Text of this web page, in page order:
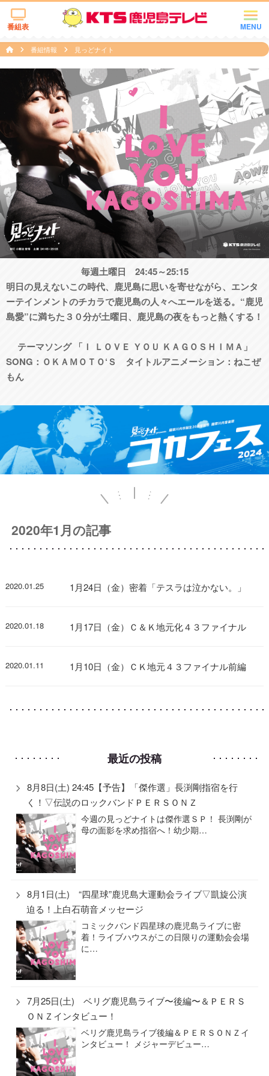
MENU
番組表
番組情報 見っどナイト
毎週土曜日 24:45～25:15
明日の見えないこの時代、鹿児島に思いを寄せながら、エンタ
ーテインメントのチカラで鹿児島の人々へエールを送る。“鹿児
島愛”に満ちた３０分が土曜日、鹿児島の夜をもっと熱くする！
テーマソング 「Ｉ ＬＯＶＥ ＹＯＵ ＫＡＧＯＳＨＩＭＡ」
SONG：ＯＫＡＭＯＴＯ‘Ｓ タイトルアニメーション：ねこぜ
もん
2020年1月の記事
2020.01.25 1月24日（金）密着「テスラは泣かない。」
2020.01.18 1月17日（金）Ｃ＆Ｋ地元化４３ファイナル
2020.01.11 1月10日（金）ＣＫ地元４３ファイナル前編
最近の投稿
8月8日(土) 24:45【予告】「傑作選」長渕剛指宿を行
く！▽伝説のロックバンドＰＥＲＳＯＮＺ
今週の見っどナイトは傑作選ＳＰ！ 長渕剛が
母の面影を求め指宿へ！幼少期…
8月1日(土) “四星球”鹿児島大運動会ライブ▽凱旋公演
迫る！上白石萌音メッセージ
コミックバンド四星球の鹿児島ライブに密
着！ライブハウスがこの日限りの運動会会場
に…
7月25日(土) ベリグ鹿児島ライブ〜後編〜＆ＰＥＲＳ
ＯＮＺインタビュー！
ベリグ鹿児島ライブ後編＆ＰＥＲＳＯＮＺイ
ンタビュー！ メジャーデビュー…